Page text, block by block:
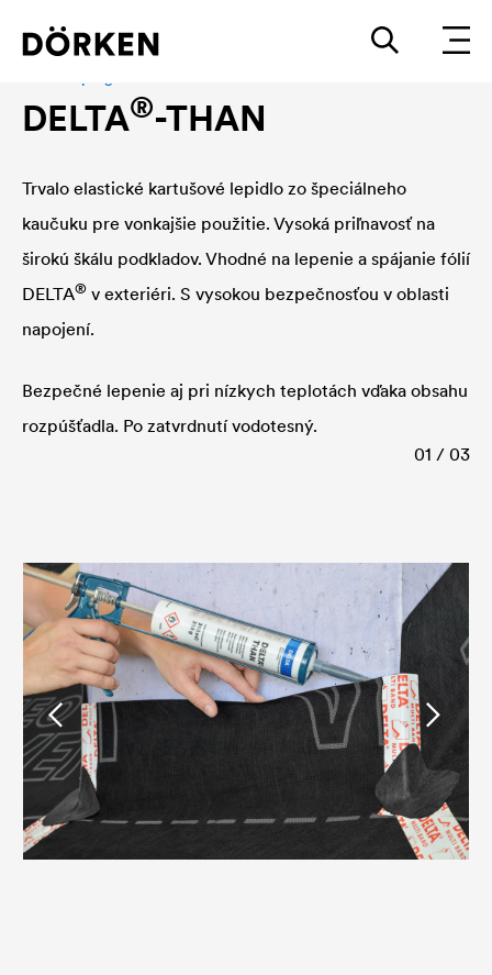
DELTA®-THAN
Trvalo elastické kartušové lepidlo zo špeciálneho
kaučuku pre vonkajšie použitie. Vysoká priľnavosť na
širokú škálu podkladov. Vhodné na lepenie a spájanie fólií
DELTA® v exteriéri. S vysokou bezpečnosťou v oblasti
napojení.
Bezpečné lepenie aj pri nízkych teplotách vďaka obsahu
rozpúšťadla. Po zatvrdnutí vodotesný.
01 / 03